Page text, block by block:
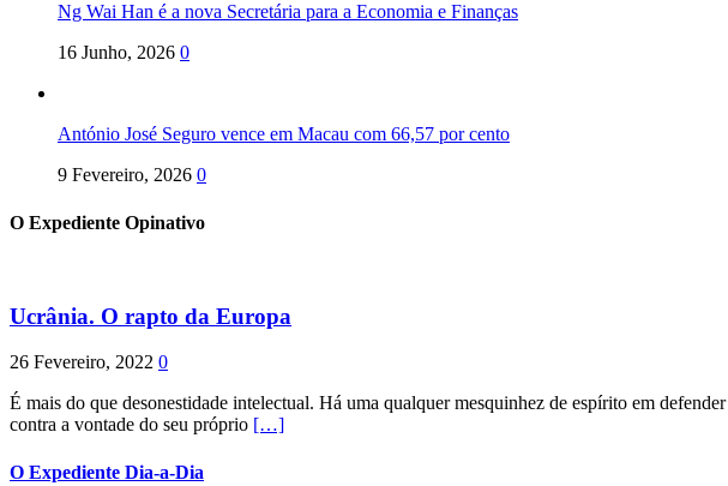
Ng Wai Han é a nova Secretária para a Economia e Finanças
16 Junho, 2026 0
António José Seguro vence em Macau com 66,57 por cento
9 Fevereiro, 2026 0
O Expediente Opinativo
Ucrânia. O rapto da Europa
26 Fevereiro, 2022 0
É mais do que desonestidade intelectual. Há uma qualquer mesquinhez de espírito em
contra a vontade do seu próprio […]
O Expediente Dia-a-Dia